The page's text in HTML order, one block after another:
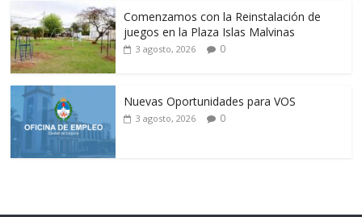
Comenzamos con la Reinstalación de
juegos en la Plaza Islas Malvinas
3 agosto, 2026 0
Nuevas Oportunidades para VOS
3 agosto, 2026 0